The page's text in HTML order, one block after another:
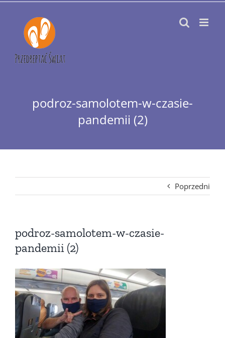
Przejdź
zawartości
podroz-samolotem-w-czasie-
pandemii (2)
Poprzedni
podroz-samolotem-w-czasie-
pandemii (2)